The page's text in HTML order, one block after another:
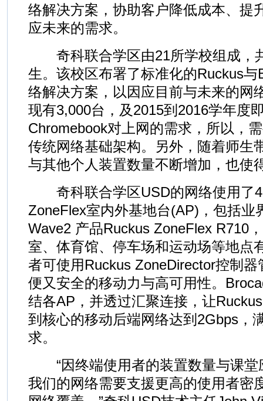
络解决方案，协助客户降低成本、提
应未来的需求。
奇科联合学区由21所学校组成，
生。该校区布署了标准化的Ruckus
络解决方案，以因应目前与未来的网
现有3,000台，及2015到2016学年度
Chromebook对上网的需求，所以，
传统网络基础架构。另外，随着师生
与其他个人装置数量不断增加，也使
奇科联合学区USD的网络使用了
ZoneFlex室内外基地台(AP)，包括业
Wave2 产品Ruckus ZoneFlex R710
室、体育馆、停车场和运动场等地点
者可使用Ruckus ZoneDirector控制
便又安全的移动力与高可用性。
结各AP，并透过汇聚连接，让
到核心的移动后端网络达到2Gbps，
求。
“因终端使用者的装置数量与课堂
我们的网络需要支援更高的使用者密